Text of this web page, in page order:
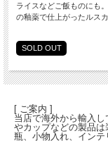
ライスなどご飯ものにも
の釉薬で仕上がったルス
SOLD OUT
[ ご案内 ]
当店で海外から輸入
やカップなどの製品
瓶、小物入れ、インテ